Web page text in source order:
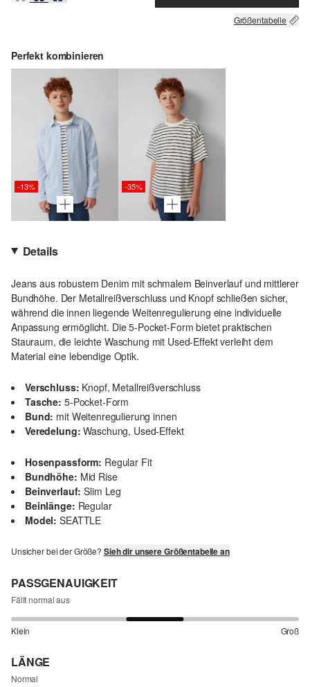
Größentabelle
Perfekt kombinieren
-13% -35%
Details
Jeans aus robustem Denim mit schmalem Beinverlauf und mittlerer
Bundhöhe. Der Metallreißverschluss und Knopf schließen sicher,
während die innen liegende Weitenregulierung eine individuelle
Anpassung ermöglicht. Die 5-Pocket-Form bietet praktischen
Stauraum, die leichte Waschung mit Used-Effekt verleiht dem
Material eine lebendige Optik.
Verschluss: Knopf, Metallreißverschluss
Tasche: 5-Pocket-Form
Bund: mit Weitenregulierung innen
Veredelung: Waschung, Used-Effekt
Hosenpassform: Regular Fit
Bundhöhe: Mid Rise
Beinverlauf: Slim Leg
Beinlänge: Regular
Model: SEATTLE
Unsicher bei der Größe? Sieh dir unsere Größentabelle an
PASSGENAUIGKEIT
Fällt normal aus
Klein Groß
LÄNGE
Normal